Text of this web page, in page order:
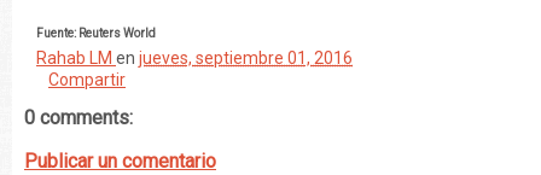
Fuente: Reuters World
Rahab LM en jueves, septiembre 01, 2016
Compartir
0 comments:
Publicar un comentario